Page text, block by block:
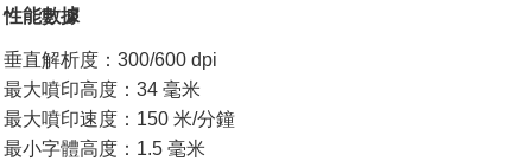
性能數據
垂直解析度：300/600 dpi
最大噴印高度：34 毫米
最大噴印速度：150 米/分鐘
最小字體高度：1.5 毫米